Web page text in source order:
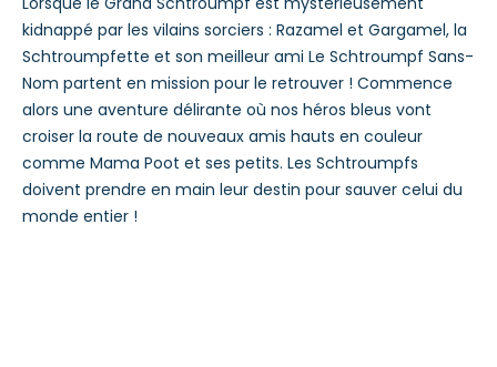
kidnappé par les vilains sorciers : Razamel et Gargamel, la
Schtroumpfette et son meilleur ami Le Schtroumpf Sans-
Nom partent en mission pour le retrouver ! Commence
alors une aventure délirante où nos héros bleus vont
croiser la route de nouveaux amis hauts en couleur
comme Mama Poot et ses petits. Les Schtroumpfs
doivent prendre en main leur destin pour sauver celui du
monde entier !